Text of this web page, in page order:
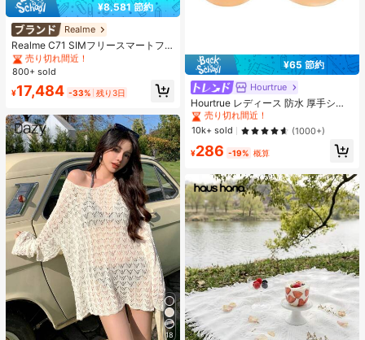
¥8,581 節約
Realme
Realme C71 SIMフリースマートフ
ォン 6GB+128GB/8GB+256GB グロ
ーバル版 4G LTE、Android 15、50
イ、6000mAh大容量バッテリー、4
5W急速充電、オクタコアチップセッ
ト、アダプターなし
#1 ベストセラー
に 携帯電話ブランド 携帯電話
売り切れ間近！
#1 ベストセラー
に 携帯電話ブランド 携帯電話
売り切れ間近！
#1 ベストセラー
に 携帯電話ブランド 携帯電話
売り切れ間近！
#1 ベストセラー
売り切れ間近！
800+ sold
¥17,484 -33% 残り3日
18
¥65 節約
Hourtrue
Hourtrue レディース 防水 厚手シリ
コン製 ニップルカバー 小さな胸用
リフトアップ＆プッシュイン ウェデ
ィング撮影向け ブライズメイド用
#1 ベストセラー
なし 女性用粘着ブラ
売り切れ間近！
#1 ベストセラー
なし 女性用粘着ブラ
売り切れ間近！
#1 ベストセラー
なし 女性用粘着ブラ
売り切れ間近！
#1 ベストセラー
なし 女性用粘着ブラ
売り切れ間近！
10k+ sold (1000+)
¥286 -19% 概算